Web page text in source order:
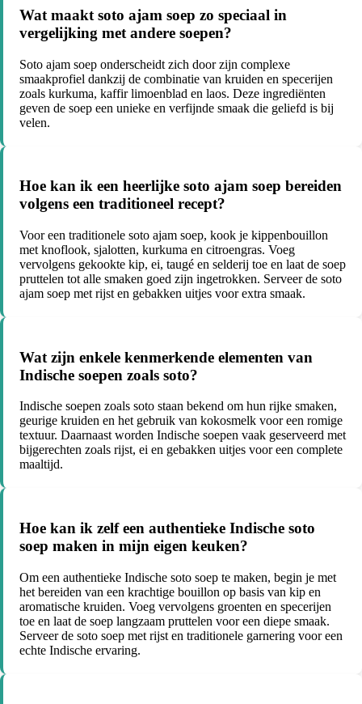
Wat maakt soto ajam soep zo speciaal in
vergelijking met andere soepen?
Soto ajam soep onderscheidt zich door zijn complexe
smaakprofiel dankzij de combinatie van kruiden en specerijen
zoals kurkuma, kaffir limoenblad en laos. Deze ingrediënten
geven de soep een unieke en verfijnde smaak die geliefd is bij
velen.
Hoe kan ik een heerlijke soto ajam soep bereiden
volgens een traditioneel recept?
Voor een traditionele soto ajam soep, kook je kippenbouillon
met knoflook, sjalotten, kurkuma en citroengras. Voeg
vervolgens gekookte kip, ei, taugé en selderij toe en laat de soep
pruttelen tot alle smaken goed zijn ingetrokken. Serveer de soto
ajam soep met rijst en gebakken uitjes voor extra smaak.
Wat zijn enkele kenmerkende elementen van
Indische soepen zoals soto?
Indische soepen zoals soto staan bekend om hun rijke smaken,
geurige kruiden en het gebruik van kokosmelk voor een romige
textuur. Daarnaast worden Indische soepen vaak geserveerd met
bijgerechten zoals rijst, ei en gebakken uitjes voor een complete
maaltijd.
Hoe kan ik zelf een authentieke Indische soto
soep maken in mijn eigen keuken?
Om een authentieke Indische soto soep te maken, begin je met
het bereiden van een krachtige bouillon op basis van kip en
aromatische kruiden. Voeg vervolgens groenten en specerijen
toe en laat de soep langzaam pruttelen voor een diepe smaak.
Serveer de soto soep met rijst en traditionele garnering voor een
echte Indische ervaring.